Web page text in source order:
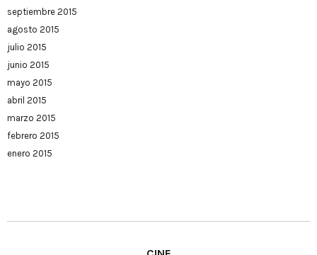
septiembre 2015
agosto 2015
julio 2015
junio 2015
mayo 2015
abril 2015
marzo 2015
febrero 2015
enero 2015